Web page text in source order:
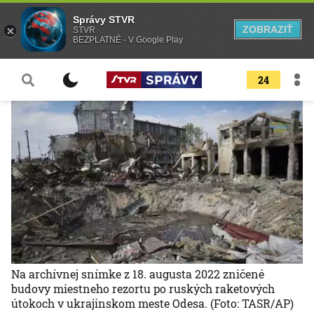
24
Na archívnej snímke z 18. augusta 2022 zničené
budovy miestneho rezortu po ruských raketových
útokoch v ukrajinskom meste Odesa. (Foto: TASR/AP)
Správy STVR
STVR
BEZPLATNÉ - V Google Play
ZOBRAZIŤ